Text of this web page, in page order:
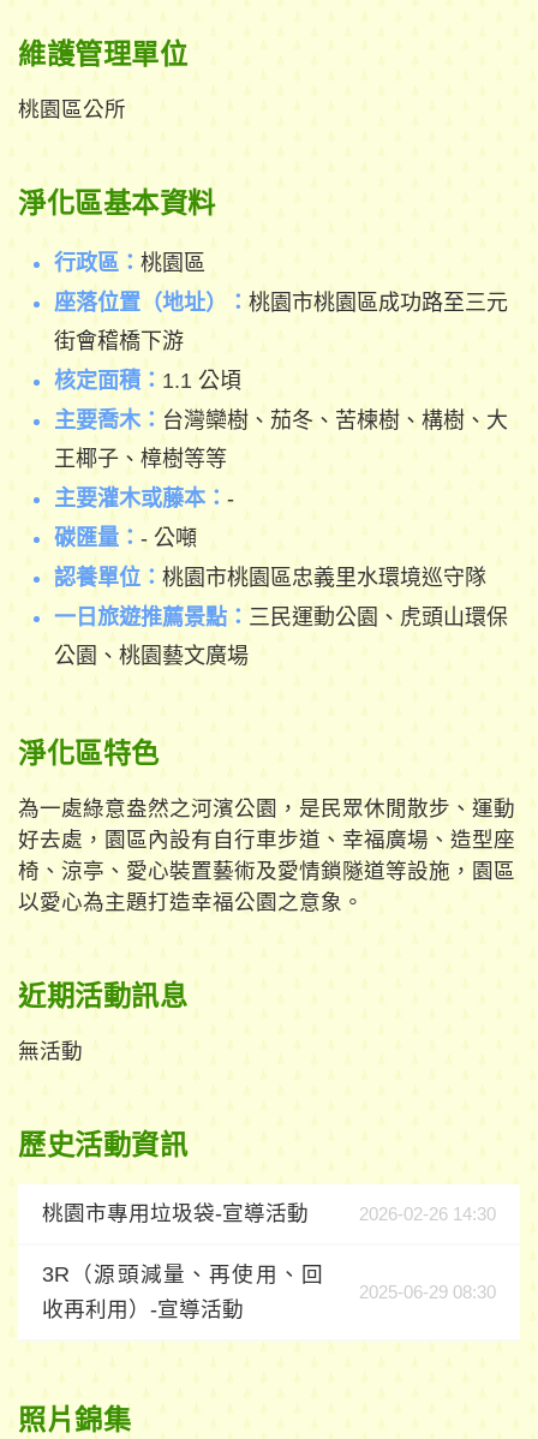
維護管理單位
桃園區公所
淨化區基本資料
行政區： 桃園區
座落位置（地址）：桃園市桃園區成功路至三元
街會稽橋下游
核定面積： 1.1公頃
主要喬木： 台灣欒樹、茄冬、苦楝樹、構樹、大
王椰子、樟樹等等
主要灌木或藤本： -
碳匯量： - 公噸
認養單位： 桃園市桃園區忠義里水環境巡守隊
一日旅遊推薦景點： 三民運動公園、虎頭山環保
公園、桃園藝文廣場
淨化區特色
為一處綠意盎然之河濱公園，是民眾休閒散步、運動
好去處，園區內設有自行車步道、幸福廣場、造型座
椅、涼亭、愛心裝置藝術及愛情鎖隧道等設施，園區
以愛心為主題打造幸福公園之意象。
近期活動訊息
無活動
歷史活動資訊
桃園市專用垃圾袋-宣導活動 2026-02-26 14:30
3R（源頭減量、再使用、回
收再利用）-宣導活動
2025-06-29 08:30
照片錦集